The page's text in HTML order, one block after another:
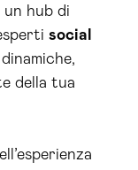
hub di
social
della tua